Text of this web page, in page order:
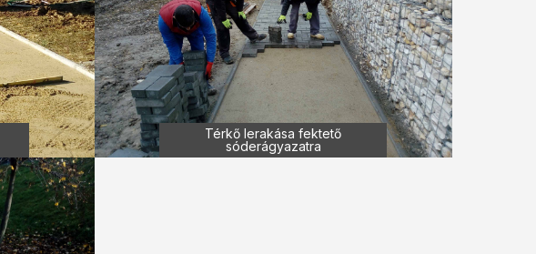
Térkő lerakása fektető
sóderágyazatra